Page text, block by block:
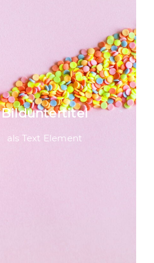
Bild­unter­titel
als Text Element